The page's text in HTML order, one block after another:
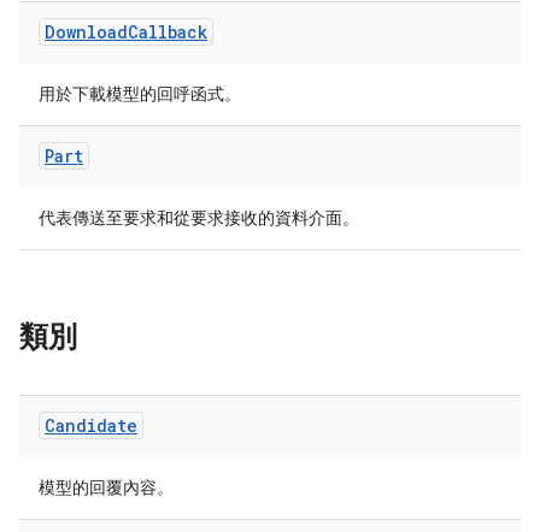
DownloadCallback
用於下載模型的回呼函式。
Part
代表傳送至要求和從要求接收的資料介面。
類別
Candidate
模型的回覆內容。